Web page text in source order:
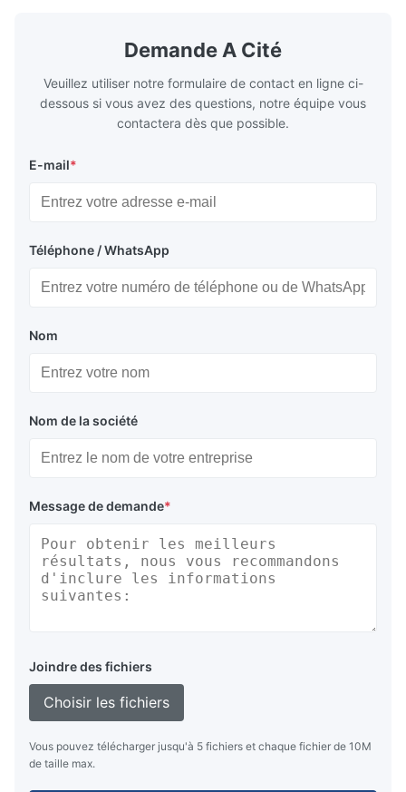
the basic component of boiler water
circulation loop.Because of both cooling
Demande A Cité
Veuillez utiliser notre formulaire de contact en ligne ci-
dessous si vous avez des questions, notre équipe vous
contactera dès que possible.
E-mail*
Téléphone / WhatsApp
Nom
Nom de la société
Message de demande*
Joindre des fichiers
Choisir les fichiers
Vous pouvez télécharger jusqu'à 5 fichiers et chaque fichier de 10M
de taille max.